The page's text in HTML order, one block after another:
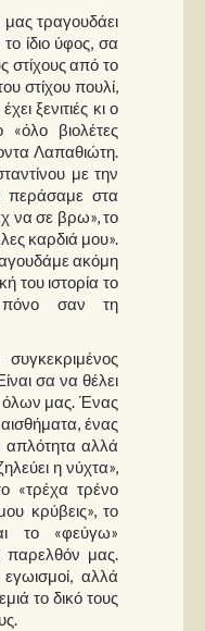
τραγουδάει
ίδιο ύφος, σα
στίχους από το
στίχου πουλί,
ξενιτιές κι ο
«όλο βιολέτες
Λαπαθιώτη.
με την
περάσαμε στα
να σε βρω», το
καρδιά μου».
ακόμη
του ιστορία το
σαν τη
σα να θέλει
όλων μας. Ένας
ένας
απλότητα αλλά
η νύχτα»,
«τρέχα τρένο
κρύβεις», το
το «φεύγω»
παρελθόν μας.
αλλά
το δικό τους